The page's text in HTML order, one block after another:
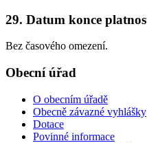
29. Datum konce
Bez časového omezení.
Obecní úřad
O obecním úřadě
Obecně závazné vyhlášky
Dotace
Povinné informace